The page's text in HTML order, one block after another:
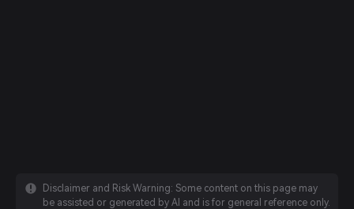
Disclaimer and Risk Warning: Some content on this page may
be assisted or generated by AI and is for general reference only.